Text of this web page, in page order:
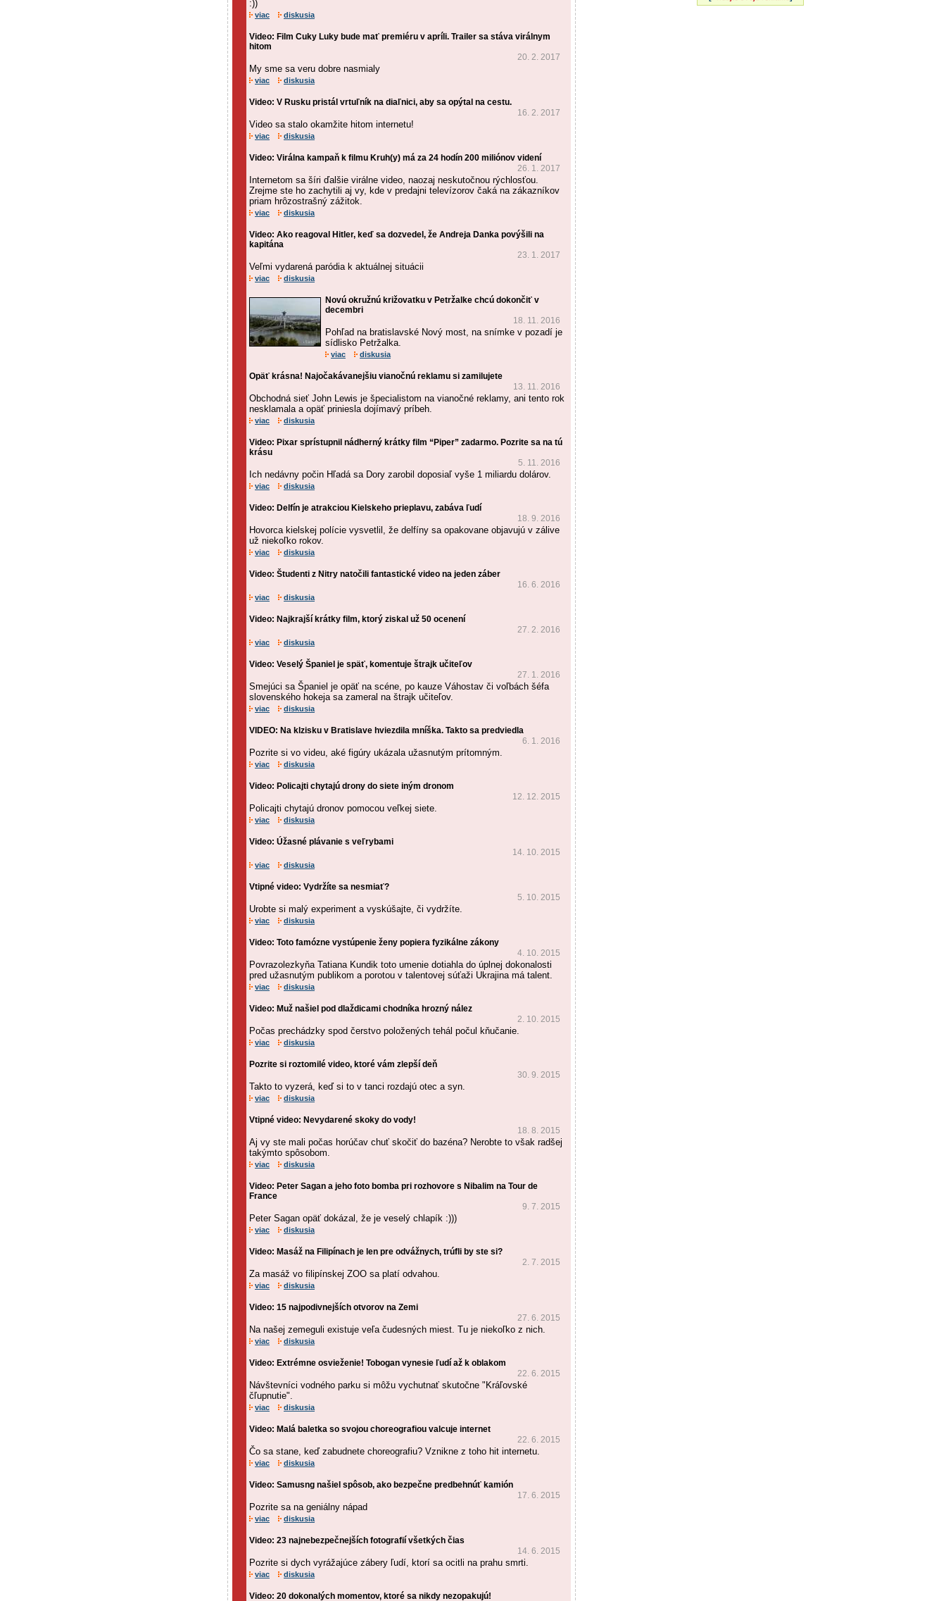
:))
viac diskusia
Video: Film Cuky Luky bude mať premiéru v apríli. Trailer sa stáva virálnym
hitom
20. 2. 2017
My sme sa veru dobre nasmialy
viac diskusia
Video: V Rusku pristál vrtuľník na diaľnici, aby sa opýtal na cestu.
16. 2. 2017
Video sa stalo okamžite hitom internetu!
viac diskusia
Video: Virálna kampaň k filmu Kruh(y) má za 24 hodín 200 miliónov videní
26. 1. 2017
Internetom sa šíri ďalšie virálne video, naozaj neskutočnou rýchlosťou.
Zrejme ste ho zachytili aj vy, kde v predajni televízorov čaká na zákazníkov
priam hrôzostrašný zážitok.
viac diskusia
Video: Ako reagoval Hitler, keď sa dozvedel, že Andreja Danka povýšili na
kapitána
23. 1. 2017
Veľmi vydarená paródia k aktuálnej situácii
viac diskusia
Novú okružnú križovatku v Petržalke chcú dokončiť v
decembri
18. 11. 2016
Pohľad na bratislavské Nový most, na snímke v pozadí je
sídlisko Petržalka.
viac diskusia
Opäť krásna! Najočakávanejšiu vianočnú reklamu si zamilujete
13. 11. 2016
Obchodná sieť John Lewis je špecialistom na vianočné reklamy, ani tento rok
nesklamala a opäť priniesla dojímavý príbeh.
viac diskusia
Video: Pixar sprístupnil nádherný krátky film “Piper” zadarmo. Pozrite sa na tú
krásu
5. 11. 2016
Ich nedávny počin Hľadá sa Dory zarobil doposiaľ vyše 1 miliardu dolárov.
viac diskusia
Video: Delfín je atrakciou Kielskeho prieplavu, zabáva ľudí
18. 9. 2016
Hovorca kielskej polície vysvetlil, že delfíny sa opakovane objavujú v zálive
už niekoľko rokov.
viac diskusia
Video: Študenti z Nitry natočili fantastické video na jeden záber
16. 6. 2016
viac diskusia
Video: Najkrajší krátky film, ktorý ziskal už 50 ocenení
27. 2. 2016
viac diskusia
Video: Veselý Španiel je späť, komentuje štrajk učiteľov
27. 1. 2016
Smejúci sa Španiel je opäť na scéne, po kauze Váhostav či voľbách šéfa
slovenského hokeja sa zameral na štrajk učiteľov.
viac diskusia
VIDEO: Na klzisku v Bratislave hviezdila mníška. Takto sa predviedla
6. 1. 2016
Pozrite si vo videu, aké figúry ukázala užasnutým prítomným.
viac diskusia
Video: Policajti chytajú drony do siete iným dronom
12. 12. 2015
Policajti chytajú dronov pomocou veľkej siete.
viac diskusia
Video: Úžasné plávanie s veľrybami
14. 10. 2015
viac diskusia
Vtipné video: Vydržíte sa nesmiať?
5. 10. 2015
Urobte si malý experiment a vyskúšajte, či vydržíte.
viac diskusia
Video: Toto famózne vystúpenie ženy popiera fyzikálne zákony
4. 10. 2015
Povrazolezkyňa Tatiana Kundik toto umenie dotiahla do úplnej dokonalosti
pred užasnutým publikom a porotou v talentovej súťaži Ukrajina má talent.
viac diskusia
Video: Muž našiel pod dlaždicami chodníka hrozný nález
2. 10. 2015
Počas prechádzky spod čerstvo položených tehál počul kňučanie.
viac diskusia
Pozrite si roztomilé video, ktoré vám zlepší deň
30. 9. 2015
Takto to vyzerá, keď si to v tanci rozdajú otec a syn.
viac diskusia
Vtipné video: Nevydarené skoky do vody!
18. 8. 2015
Aj vy ste mali počas horúčav chuť skočiť do bazéna? Nerobte to však radšej
takýmto spôsobom.
viac diskusia
Video: Peter Sagan a jeho foto bomba pri rozhovore s Nibalim na Tour de
France
9. 7. 2015
Peter Sagan opäť dokázal, že je veselý chlapík :)))
viac diskusia
Video: Masáž na Filipínach je len pre odvážnych, trúfli by ste si?
2. 7. 2015
Za masáž vo filipínskej ZOO sa platí odvahou.
viac diskusia
Video: 15 najpodivnejších otvorov na Zemi
27. 6. 2015
Na našej zemeguli existuje veľa čudesných miest. Tu je niekoľko z nich.
viac diskusia
Video: Extrémne osvieženie! Tobogan vynesie ľudí až k oblakom
22. 6. 2015
Návštevníci vodného parku si môžu vychutnať skutočne "Kráľovské
čľupnutie".
viac diskusia
Video: Malá baletka so svojou choreografiou valcuje internet
22. 6. 2015
Čo sa stane, keď zabudnete choreografiu? Vznikne z toho hit internetu.
viac diskusia
Video: Samusng našiel spôsob, ako bezpečne predbehnúť kamión
17. 6. 2015
Pozrite sa na geniálny nápad
viac diskusia
Video: 23 najnebezpečnejších fotografií všetkých čias
14. 6. 2015
Pozrite si dych vyrážajúce zábery ľudí, ktorí sa ocitli na prahu smrti.
viac diskusia
Video: 20 dokonalých momentov, ktoré sa nikdy nezopakujú!